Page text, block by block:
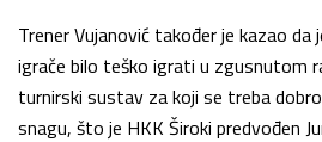
Trener Vujanović također je kazao da
igrače bilo teško igrati u zgusnutom
turnirski sustav za koji se treba
snagu, što je HKK Široki predvođen